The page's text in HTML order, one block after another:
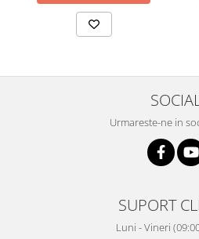
Urmareste-ne in
SUPORT
Luni - Vineri